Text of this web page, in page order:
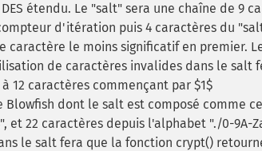
DES étendu. Le "salt" sera une chaîne de 9
d'itération puis 4 caractères du
caractère le moins significatif en premier.
de caractères invalides dans le salt
à 12 caractères commençant par $1$
Blowfish dont le salt est composé comme
et 22 caractères depuis l'alphabet "./0-9A-
le salt fera que la fonction crypt()